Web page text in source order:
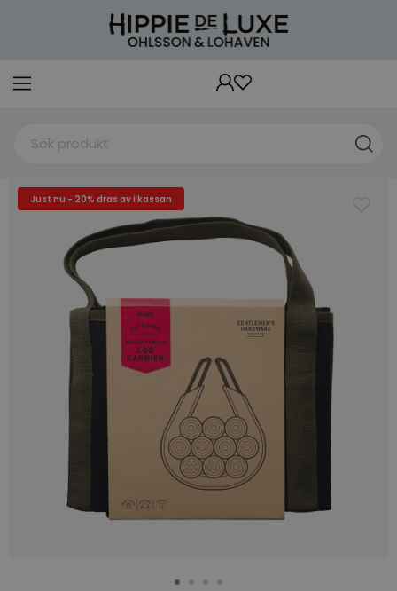
Just nu - 20% dras av i kassan